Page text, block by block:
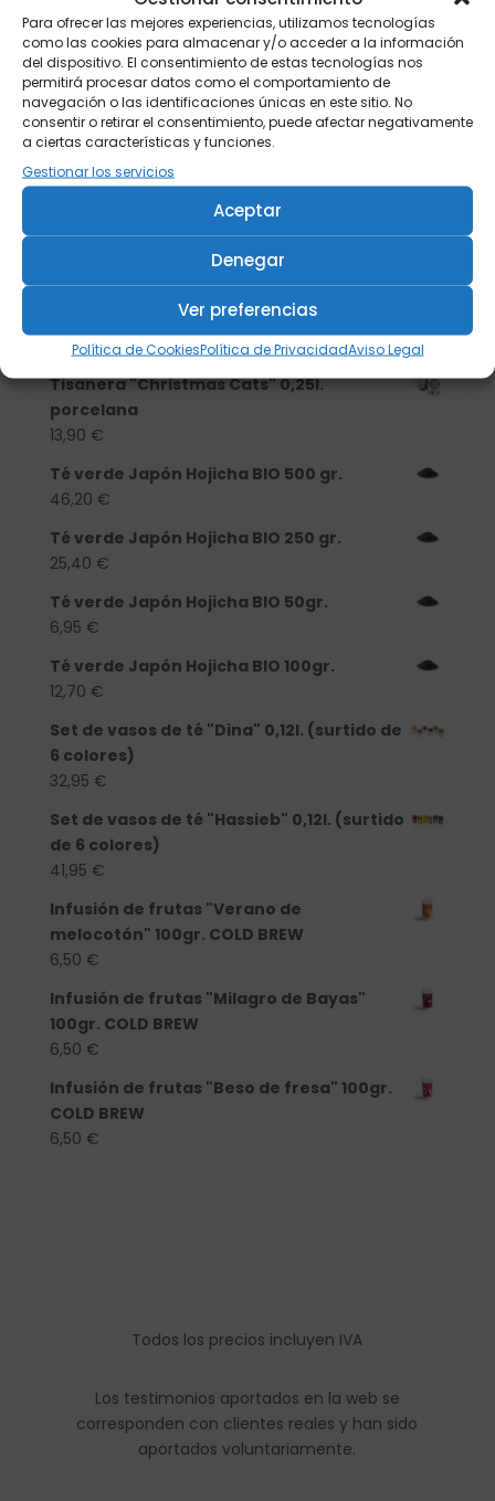
Para ofrecer las mejores experiencias, utilizamos tecnologías
como las cookies para almacenar y/o acceder a la información
del dispositivo. El consentimiento de estas tecnologías nos
permitirá procesar datos como el comportamiento de
navegación o las identificaciones únicas en este sitio. No
consentir o retirar el consentimiento, puede afectar negativamente
a ciertas características y funciones.
Gestionar los servicios
Aceptar
Denegar
Ver preferencias
Política de CookiesPolítica de PrivacidadAviso Legal
Buscar
Productos
Tisanera "Christmas Cats" 0,25l.
porcelana
13,90 €
Té verde Japón Hojicha BIO 500 gr.
46,20 €
Té verde Japón Hojicha BIO 250 gr.
25,40 €
Té verde Japón Hojicha BIO 50gr.
6,95 €
Té verde Japón Hojicha BIO 100gr.
12,70 €
Set de vasos de té "Dina" 0,12l. (surtido de
6 colores)
32,95 €
Set de vasos de té "Hassieb" 0,12l. (surtido
de 6 colores)
41,95 €
Infusión de frutas "Verano de
melocotón" 100gr. COLD BREW
6,50 €
Infusión de frutas "Milagro de Bayas"
100gr. COLD BREW
6,50 €
Infusión de frutas "Beso de fresa" 100gr.
COLD BREW
6,50 €
Todos los precios incluyen IVA
Los testimonios aportados en la web se
corresponden con clientes reales y han sido
aportados voluntariamente.